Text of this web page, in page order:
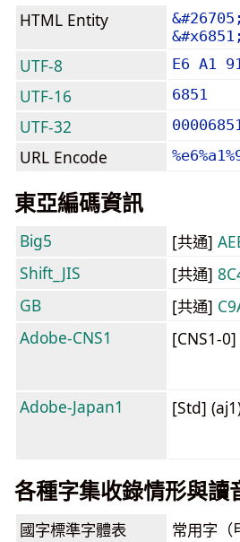
HTML Entity
&#26705;
&#x6851;
UTF-8 E6 A1
UTF-16 6851
UTF-32
URL Encode
東亞編碼資訊
Big5 [共通]
Shift_JIS
[共通]
GB
[共通]
Adobe-CNS1
[CNS1-0]
Adobe-Japan1 [Std]
各種字集收錄情形與讀
國字標準字體表 常用字（